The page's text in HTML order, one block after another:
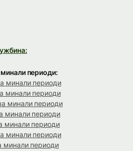
периоди:
минали периоди
минали периоди
минали периоди
минали периоди
минали периоди
минали периоди
минали периоди